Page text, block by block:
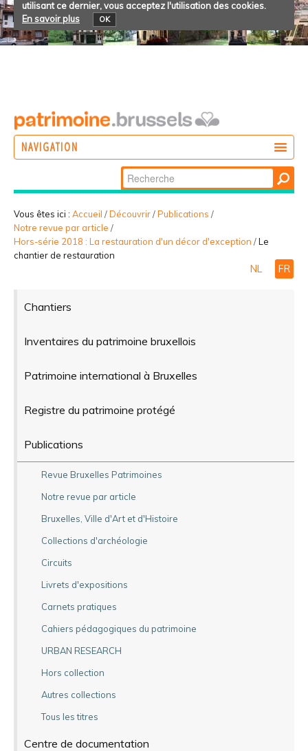
utilisant ce dernier, vous acceptez l'utilisation des cookies.
En savoir plus
OK
NAVIGATION
PARTICIPER
Chercher par
Recherche
avancée…
Vous êtes ici : Accueil /Découvrir/Publications /
Notre revue par article /
Hors-série 2018 : La restauration d'un décor d'exception /Le
chantier de restauration
NL FR
Chantiers
Inventaires du patrimoine bruxellois
Patrimoine international à Bruxelles
Registre du patrimoine protégé
Publications
Revue Bruxelles Patrimoines
Notre revue par article
Bruxelles, Ville d'Art et d'Histoire
Collections d'archéologie
Circuits
Livrets d'expositions
Carnets pratiques
Cahiers pédagogiques du patrimoine
URBAN RESEARCH
Hors collection
Autres collections
Tous les titres
Centre de documentation